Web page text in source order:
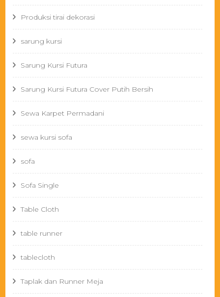
Produksi tirai dekorasi
sarung kursi
Sarung Kursi Futura
Sarung Kursi Futura Cover Putih Bersih
Sewa Karpet Permadani
sewa kursi sofa
sofa
Sofa Single
Table Cloth
table runner
tablecloth
Taplak dan Runner Meja